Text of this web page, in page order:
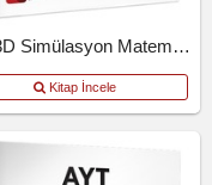
AYT 3D Simülasyon Matematik Denemeleri
Kitap İncele